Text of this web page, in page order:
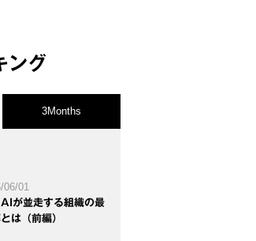
ング
3Months
06/01
AIが並走する組織の最
は（前編）